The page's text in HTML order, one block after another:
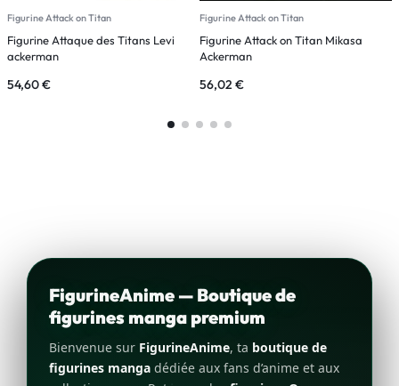
Figurine Attack on Titan
Figurine Attaque des Titans Levi
ackerman
54,60€
Figurine Attack on Titan
Figurine Attack on Titan Mikasa
Ackerman
56,02 €
FigurineAnime — Boutique de
figurines manga premium
Bienvenue sur FigurineAnime, ta boutique de
figurines manga dédiée aux fans d’anime et aux